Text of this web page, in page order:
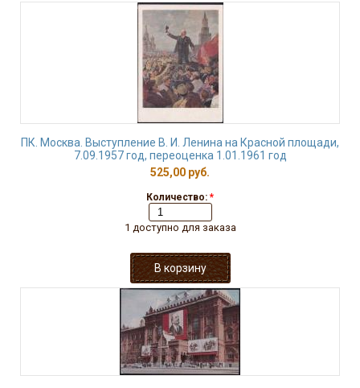
ПК. Москва. Выступление В. И. Ленина на Красной площади,
7.09.1957 год, переоценка 1.01.1961 год
525,00 руб.
Количество: *
1 доступно для заказа